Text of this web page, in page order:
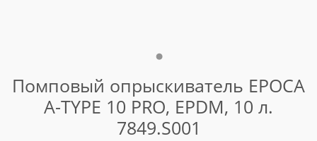
Помповый опрыскиватель EPOCA
A-TYPE 10 PRO, EPDM, 10 л.
7849.S001